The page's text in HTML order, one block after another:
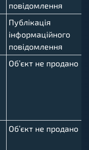
повідомлення
Публікація
інформаційного
повідомлення
Об’єкт не продано
Об’єкт не продано